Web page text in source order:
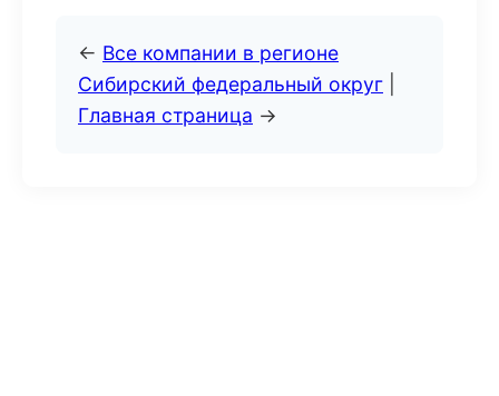
← Все компании в регионе
Сибирский федеральный округ
Главная страница →